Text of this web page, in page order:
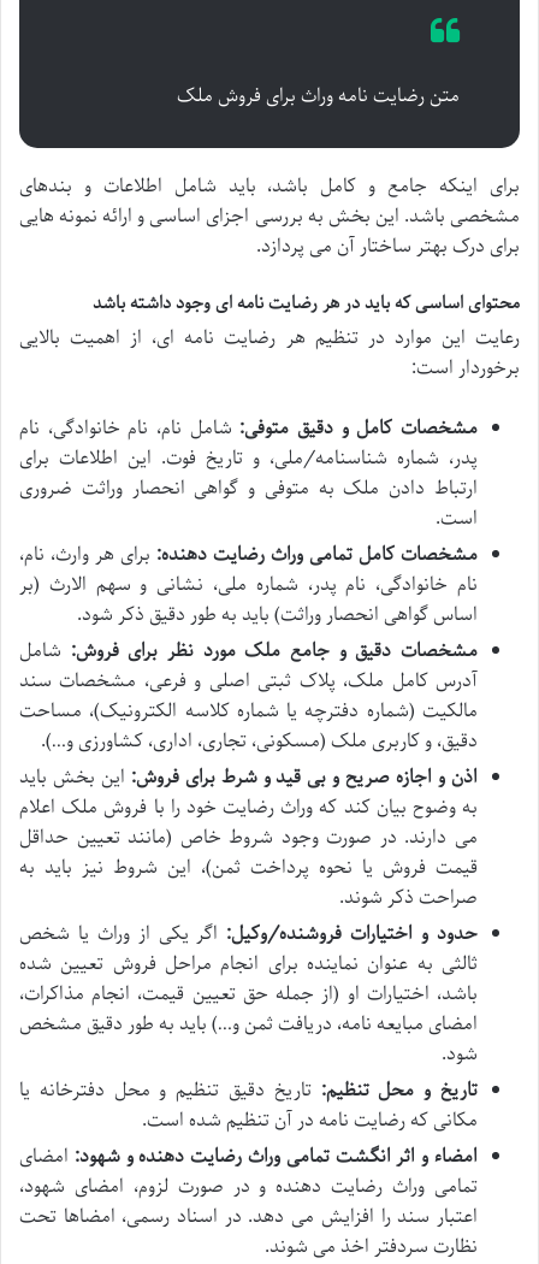
متن رضایت نامه وراث برای فروش ملک
برای اینکه جامع و کامل باشد، باید شامل اطلاعات و بندهای
مشخصی باشد. این بخش به بررسی اجزای اساسی و ارائه نمونه هایی
برای درک بهتر ساختار آن می پردازد.
محتوای اساسی که باید در هر رضایت نامه ای وجود داشته باشد
رعایت این موارد در تنظیم هر رضایت نامه ای، از اهمیت بالایی
برخوردار است:
مشخصات کامل و دقیق متوفی: شامل نام، نام خانوادگی، نام
پدر، شماره شناسنامه/ملی، و تاریخ فوت. این اطلاعات برای
ارتباط دادن ملک به متوفی و گواهی انحصار وراثت ضروری
است.
مشخصات کامل تمامی وراث رضایت دهنده: برای هر وارث، نام،
نام خانوادگی، نام پدر، شماره ملی، نشانی و سهم الارث (بر
اساس گواهی انحصار وراثت) باید به طور دقیق ذکر شود.
مشخصات دقیق و جامع ملک مورد نظر برای فروش: شامل
آدرس کامل ملک، پلاک ثبتی اصلی و فرعی، مشخصات سند
مالکیت (شماره دفترچه یا شماره کلاسه الکترونیک)، مساحت
دقیق، و کاربری ملک (مسکونی، تجاری، اداری، کشاورزی و…).
اذن و اجازه صریح و بی قید و شرط برای فروش: این بخش باید
به وضوح بیان کند که وراث رضایت خود را با فروش ملک اعلام
می دارند. در صورت وجود شروط خاص (مانند تعیین حداقل
قیمت فروش یا نحوه پرداخت ثمن)، این شروط نیز باید به
صراحت ذکر شوند.
حدود و اختیارات فروشنده/وکیل: اگر یکی از وراث یا شخص
ثالثی به عنوان نماینده برای انجام مراحل فروش تعیین شده
باشد، اختیارات او (از جمله حق تعیین قیمت، انجام مذاکرات،
امضای مبایعه نامه، دریافت ثمن و…) باید به طور دقیق مشخص
شود.
تاریخ و محل تنظیم: تاریخ دقیق تنظیم و محل دفترخانه یا
مکانی که رضایت نامه در آن تنظیم شده است.
امضاء و اثر انگشت تمامی وراث رضایت دهنده و شهود: امضای
تمامی وراث رضایت دهنده و در صورت لزوم، امضای شهود،
اعتبار سند را افزایش می دهد. در اسناد رسمی، امضاها تحت
نظارت سردفتر اخذ می شوند.